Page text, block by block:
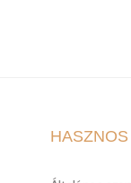
HASZNOS